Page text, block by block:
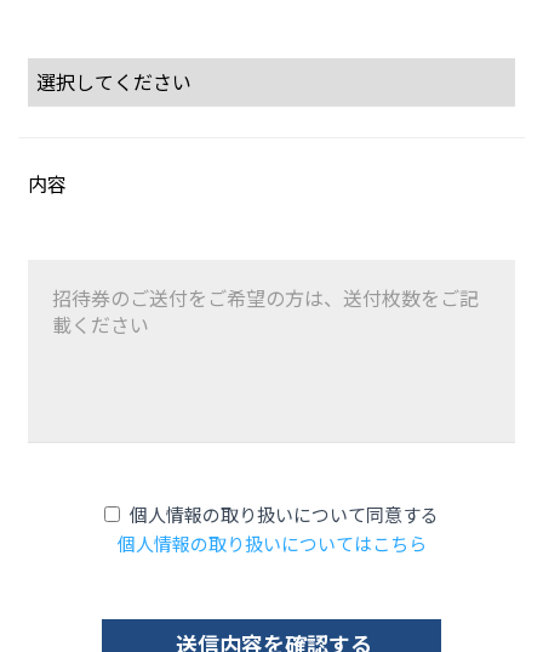
内容
個人情報の取り扱いについて同意する
個人情報の取り扱いについてはこちら